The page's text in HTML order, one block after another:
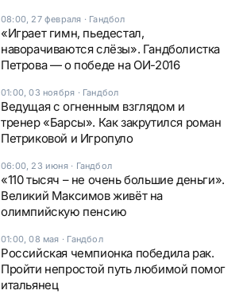
08:00, 27 февраля · Гандбол
«Играет гимн, пьедестал,
наворачиваются слёзы». Гандболистка
Петрова — о победе на ОИ-2016
01:00, 03 ноября · Гандбол
Ведущая с огненным взглядом и
тренер «Барсы». Как закрутился роман
Петриковой и Игропуло
06:00, 23 июня· Гандбол
«110 тысяч – не очень большие деньги».
Великий Максимов живёт на
олимпийскую пенсию
01:00, 08 мая · Гандбол
Российская чемпионка победила рак.
Пройти непростой путь любимой помог
итальянец